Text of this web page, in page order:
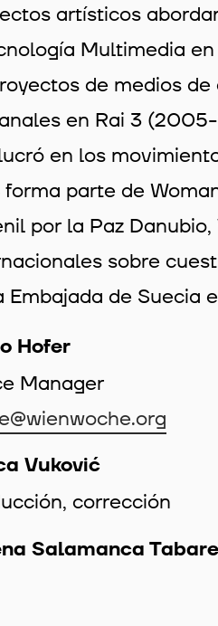
artísticos
Multimedia
de medios
en Rai 3
en los
forma parte de
por la Paz
sobre
Embajada de Suecia
Hofer
Manager
Vuković
corrección
Salamanca